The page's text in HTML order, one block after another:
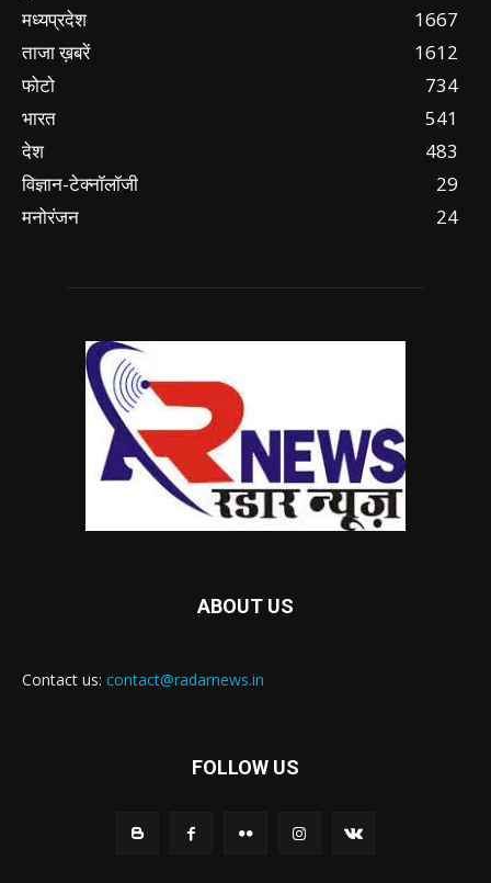
मध्यप्रदेश
1667
ताजा ख़बरें
1612
फोटो
734
भारत
541
देश
483
विज्ञान-टेक्नॉलॉजी
29
मनोरंजन
24
ABOUT US
Contact us: contact@radarnews.in
FOLLOW US